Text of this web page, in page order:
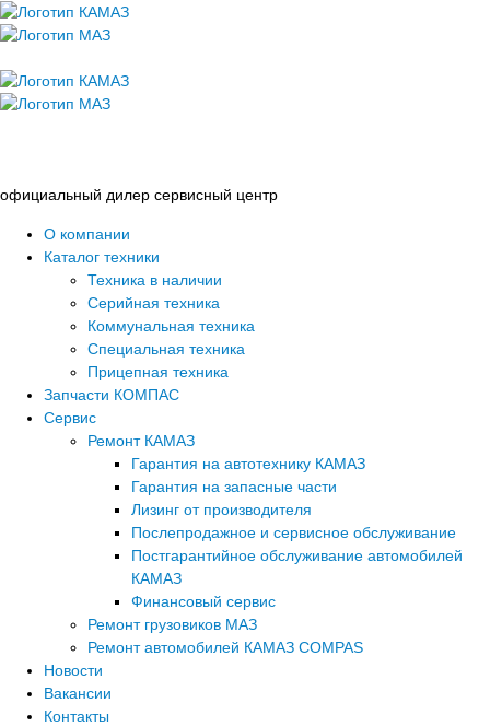
официальный дилер сервисный центр
О компании
Каталог техники
Техника в наличии
Серийная техника
Коммунальная техника
Специальная техника
Прицепная техника
Запчасти КОМПАС
Сервис
Ремонт КАМАЗ
Гарантия на автотехнику КАМАЗ
Гарантия на запасные части
Лизинг от производителя
Послепродажное и сервисное обслуживание
Постгарантийное обслуживание автомобилей
КАМАЗ
Финансовый сервис
Ремонт грузовиков МАЗ
Ремонт автомобилей КАМАЗ COMPAS
Новости
Вакансии
Контакты